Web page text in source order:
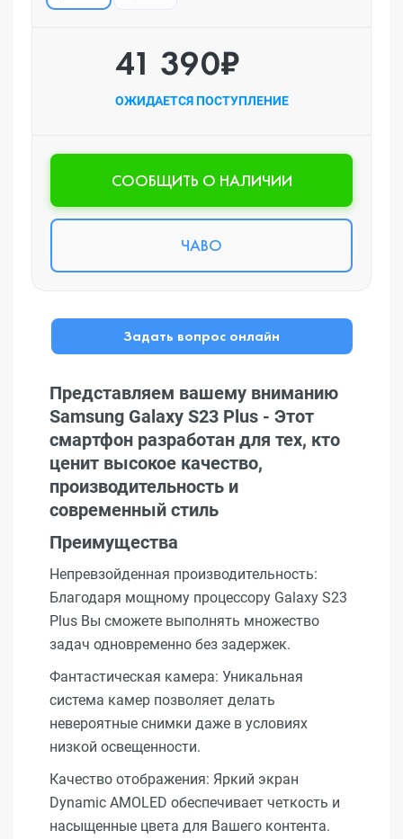
41 390₽
ОЖИДАЕТСЯ ПОСТУПЛЕНИЕ
CООБЩИТЬ О НАЛИЧИИ
ЧАВО
Задать вопрос онлайн
Представляем вашему вниманию
Samsung Galaxy S23 Plus - Этот
смартфон разработан для тех, кто
ценит высокое качество,
производительность и
современный стиль
Преимущества
Непревзойденная производительность:
Благодаря мощному процессору Galaxy S23
Plus Вы сможете выполнять множество
задач одновременно без задержек.
Фантастическая камера: Уникальная
система камер позволяет делать
невероятные снимки даже в условиях
низкой освещенности.
Качество отображения: Яркий экран
Dynamic AMOLED обеспечивает четкость и
насыщенные цвета для Вашего контента.